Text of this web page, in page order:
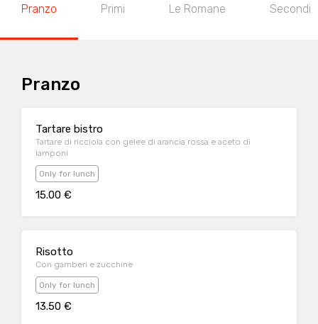
Pranzo Primi Le Romane Secondi
Pranzo
Tartare bistro
Tartare di ricciola con gelee di arancia rossa e aceto di
lamponi
Only for lunch
15.00 €
Risotto
Con gamberi e zucchine
Only for lunch
13.50 €